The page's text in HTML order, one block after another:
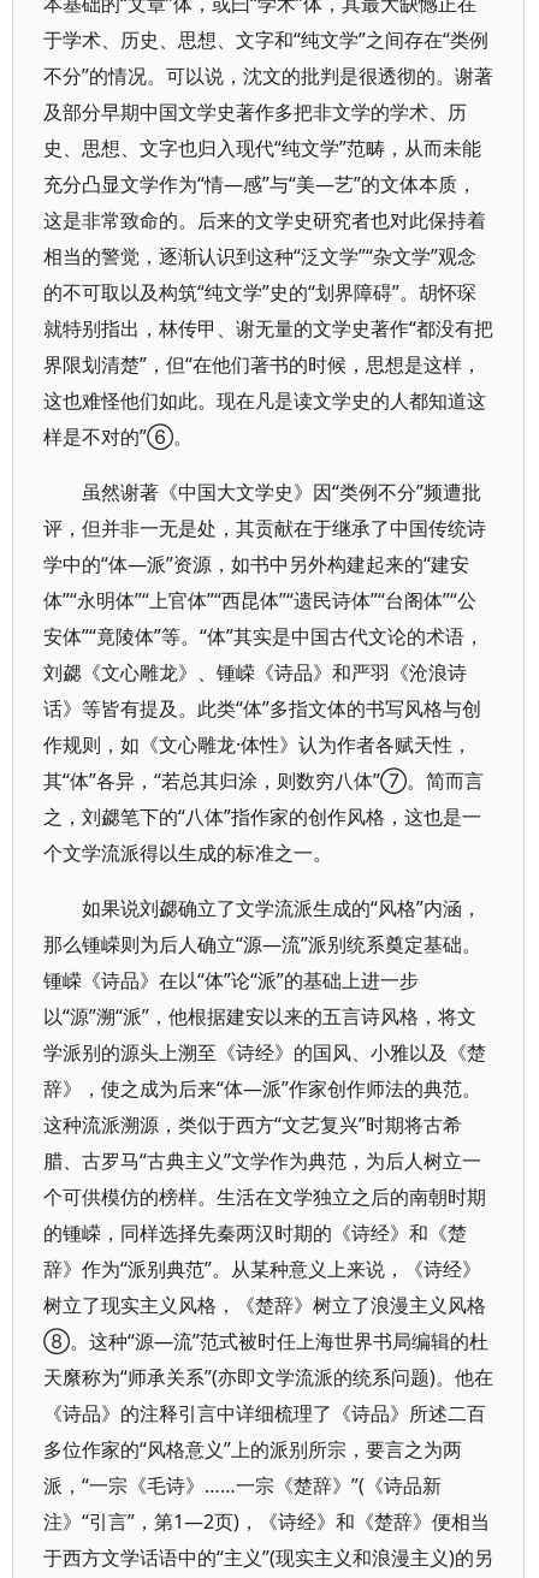
于学术、历史、思想、文字和“纯文学”之间存在“类例
不分”的情况。可以说，沈文的批判是很透彻的。谢著
及部分早期中国文学史著作多把非文学的学术、历
史、思想、文字也归入现代“纯文学”范畴，从而未能
充分凸显文学作为“情—感”与“美—艺”的文体本质，
这是非常致命的。后来的文学史研究者也对此保持着
相当的警觉，逐渐认识到这种“泛文学”“杂文学”观念
的不可取以及构筑“纯文学”史的“划界障碍”。胡怀琛
就特别指出，林传甲、谢无量的文学史著作“都没有把
界限划清楚”，但“在他们著书的时候，思想是这样，
这也难怪他们如此。现在凡是读文学史的人都知道这
样是不对的”⑥。
虽然谢著《中国大文学史》因“类例不分”频遭批
评，但并非一无是处，其贡献在于继承了中国传统诗
学中的“体—派”资源，如书中另外构建起来的“建安
体”“永明体”“上官体”“西昆体”“遗民诗体”“台阁体”“公
安体”“竟陵体”等。“体”其实是中国古代文论的术语，
刘勰《文心雕龙》、锺嵘《诗品》和严羽《沧浪诗
话》等皆有提及。此类“体”多指文体的书写风格与创
作规则，如《文心雕龙·体性》认为作者各赋天性，
其“体”各异，“若总其归涂，则数穷八体”⑦。简而言
之，刘勰笔下的“八体”指作家的创作风格，这也是一
个文学流派得以生成的标准之一。
如果说刘勰确立了文学流派生成的“风格”内涵，
那么锺嵘则为后人确立“源—流”派别统系奠定基础。
锺嵘《诗品》在以“体”论“派”的基础上进一步
以“源”溯“派”，他根据建安以来的五言诗风格，将文
学派别的源头上溯至《诗经》的国风、小雅以及《楚
辞》，使之成为后来“体—派”作家创作师法的典范。
这种流派溯源，类似于西方“文艺复兴”时期将古希
腊、古罗马“古典主义”文学作为典范，为后人树立一
个可供模仿的榜样。生活在文学独立之后的南朝时期
的锺嵘，同样选择先秦两汉时期的《诗经》和《楚
辞》作为“派别典范”。从某种意义上来说，《诗经》
树立了现实主义风格，《楚辞》树立了浪漫主义风格
⑧。这种“源—流”范式被时任上海世界书局编辑的杜
天縻称为“师承关系”(亦即文学流派的统系问题)。他在
《诗品》的注释引言中详细梳理了《诗品》所述二百
多位作家的“风格意义”上的派别所宗，要言之为两
派，“一宗《毛诗》……一宗《楚辞》”(《诗品新
注》“引言”，第1—2页)，《诗经》和《楚辞》便相当
于西方文学话语中的“主义”(现实主义和浪漫主义)的另